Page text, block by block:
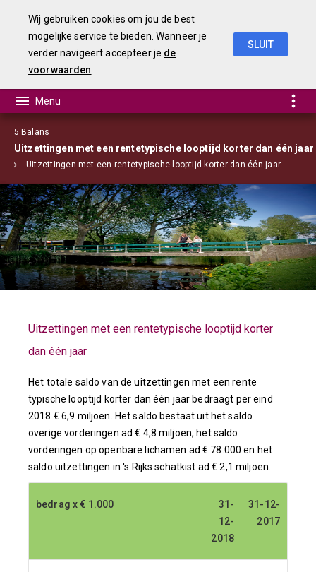
5 Balans
Uitzettingen met een rentetypische looptijd korter dan één jaar
Uitzettingen met een rentetypische looptijd korter dan één jaar
Uitzettingen met een rentetypische looptijd korter
dan één jaar
Het totale saldo van de uitzettingen met een rente
typische looptijd korter dan één jaar bedraagt per eind
2018 € 6,9 miljoen. Het saldo bestaat uit het saldo
overige vorderingen ad € 4,8 miljoen, het saldo
vorderingen op openbare lichamen ad € 78.000 en het
saldo uitzettingen in 's Rijks schatkist ad € 2,1 miljoen.
bedrag x € 1.000
31-
12-
2018
31-12-
2017
bedrag x € 1.000
31-
12-
2018
31-12-
2017
Wij gebruiken cookies om jou de best
mogelijke service te bieden. Wanneer je
verder navigeert accepteer je de
voorwaarden
SLUIT